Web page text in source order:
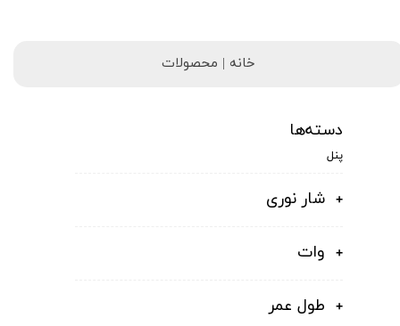
خانه | محصولات
دسته‌ها
پنل
شار نوری
وات
طول عمر